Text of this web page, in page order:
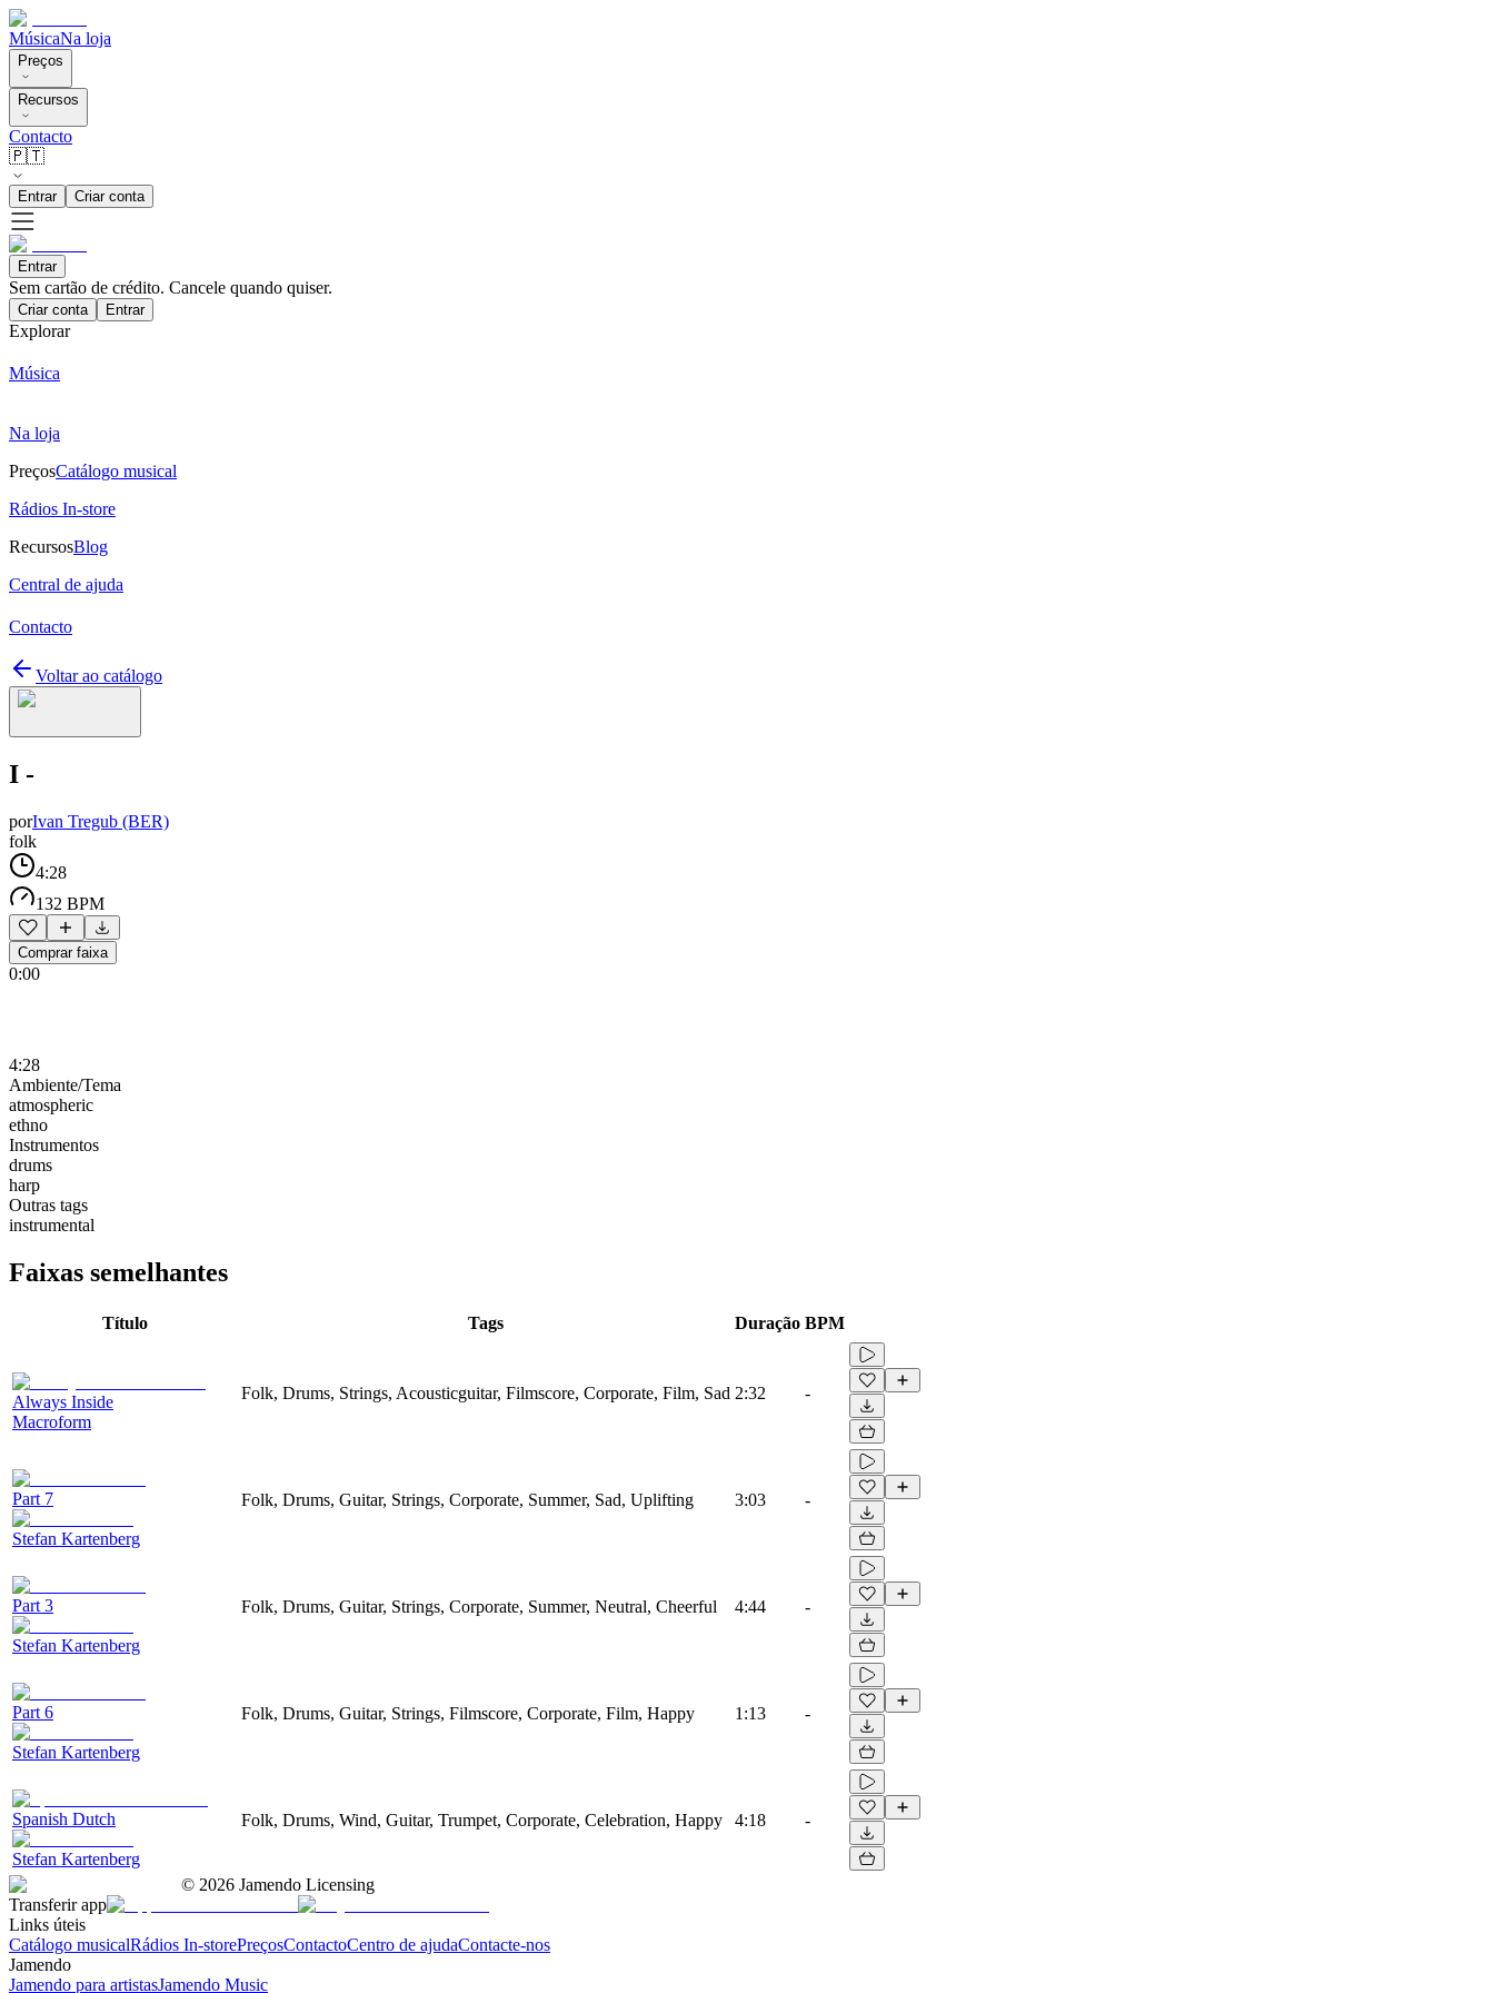
MúsicaNa loja
Preços
Recursos
Contacto
🇵🇹
Entrar Criar conta
Entrar
Sem cartão de crédito. Cancele quando quiser.
Criar conta Entrar
Explorar
Música
Na loja
PreçosCatálogo musical
Rádios In-store
RecursosBlog
Central de ajuda
Contacto
Voltar ao catálogo
I -
porIvan Tregub (BER)
folk
4:28
132 BPM
Comprar faixa
0:00
4:28
Ambiente/Tema
atmospheric
ethno
Instrumentos
drums
harp
Outras tags
instrumental
Faixas semelhantes
Título Tags Duração BPM
Always Inside
Macroform
Folk, Drums, Strings, Acousticguitar, Filmscore, Corporate, Film, Sad 2:32 -
Part 7
Stefan Kartenberg
Folk, Drums, Guitar, Strings, Corporate, Summer, Sad, Uplifting 3:03 -
Part 3
Stefan Kartenberg
Folk, Drums, Guitar, Strings, Corporate, Summer, Neutral, Cheerful 4:44 -
Part 6
Stefan Kartenberg
Folk, Drums, Guitar, Strings, Filmscore, Corporate, Film, Happy 1:13 -
Spanish Dutch
Stefan Kartenberg
Folk, Drums, Wind, Guitar, Trumpet, Corporate, Celebration, Happy 4:18 -
© 2026 Jamendo Licensing
Transferir app
Links úteis
Catálogo musicalRádios In-storePreçosContactoCentro de ajudaContacte-nos
Jamendo
Jamendo para artistasJamendo Music